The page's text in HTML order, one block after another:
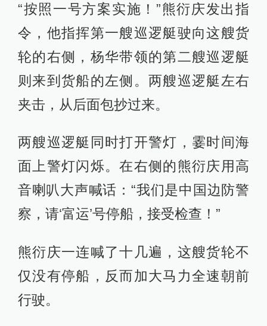
“按照一号方案实施！”熊衍庆发出指
令，他指挥第一艘巡逻艇驶向这艘货
轮的右侧，杨华带领的第二艘巡逻艇
则来到货船的左侧。两艘巡逻艇左右
夹击，从后面包抄过来。
两艘巡逻艇同时打开警灯，霎时间海
面上警灯闪烁。在右侧的熊衍庆用高
音喇叭大声喊话：“我们是中国边防警
察，请‘富运’号停船，接受检查！”
熊衍庆一连喊了十几遍，这艘货轮不
仅没有停船，反而加大马力全速朝前
行驶。